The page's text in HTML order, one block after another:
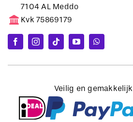
7104 AL Meddo
Kvk 75869179
Veilig en